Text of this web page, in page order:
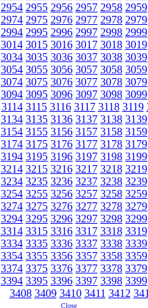
2954 2955 2956 2957 2958 2959
2974 2975 2976 2977 2978 2979
2994 2995 2996 2997 2998 2999
3014 3015 3016 3017 3018 3019
3034 3035 3036 3037 3038 3039
3054 3055 3056 3057 3058 3059
3074 3075 3076 3077 3078 3079
3094 3095 3096 3097 3098 3099
3114 3115 3116 3117 3118 3119
3134 3135 3136 3137 3138 3139
3154 3155 3156 3157 3158 3159
3174 3175 3176 3177 3178 3179
3194 3195 3196 3197 3198 3199
3214 3215 3216 3217 3218 3219
3234 3235 3236 3237 3238 3239
3254 3255 3256 3257 3258 3259
3274 3275 3276 3277 3278 3279
3294 3295 3296 3297 3298 3299
3314 3315 3316 3317 3318 3319
3334 3335 3336 3337 3338 3339
3354 3355 3356 3357 3358 3359
3374 3375 3376 3377 3378 3379
3394 3395 3396 3397 3398 3399
3408 3409 3410 3411 3412
Close